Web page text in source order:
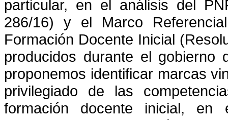
particular, en el análisis del
286/16) y el Marco
Formación Docente Inicial
producidos durante el gobierno
proponemos identificar marcas
privilegiado de las
formación docente inicial, en